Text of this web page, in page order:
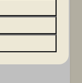
wandel- &